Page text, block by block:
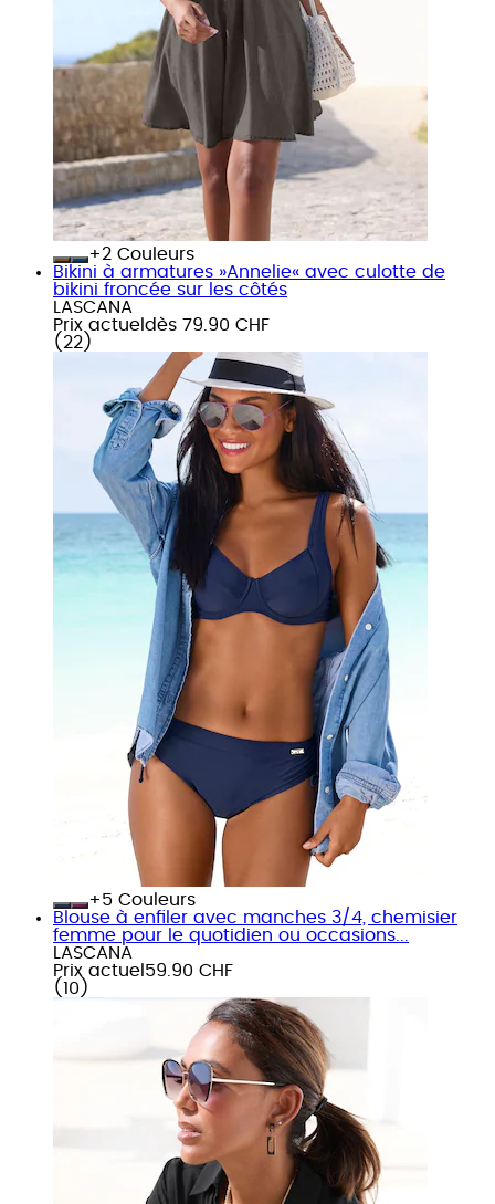
+
Couleurs
Bikini à armatures »Annelie« avec culotte de
bikini froncée sur les côtés
LASCANA
Prix actuel dès 79.90 CHF
( 22 )
+
Couleurs
Blouse à enfiler avec manches 3/4, chemisier
femme pour le quotidien ou occasions...
LASCANA
Prix actuel 59.90 CHF
( 10 )